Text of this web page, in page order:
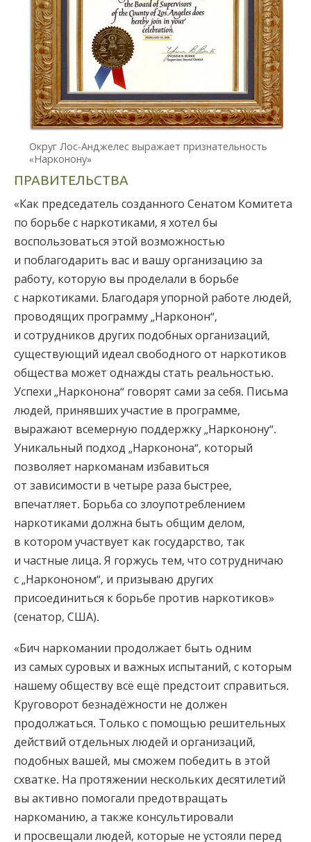
Округ Лос-Анджелес выражает признательность
«Нарконону»
ПРАВИТЕЛЬСТВА
«Как председатель созданного Сенатом Комитета
по борьбе с наркотиками, я хотел бы
воспользоваться этой возможностью
и поблагодарить вас и вашу организацию за
работу, которую вы проделали в борьбе
с наркотиками. Благодаря упорной работе людей,
проводящих программу „Нарконон“,
и сотрудников других подобных организаций,
существующий идеал свободного от наркотиков
общества может однажды стать реальностью.
Успехи „Нарконона“ говорят сами за себя. Письма
людей, принявших участие в программе,
выражают всемерную поддержку „Нарконону“.
Уникальный подход „Нарконона“, который
позволяет наркоманам избавиться
от зависимости в четыре раза быстрее,
впечатляет. Борьба со злоупотреблением
наркотиками должна быть общим делом,
в котором участвует как государство, так
и частные лица. Я горжусь тем, что сотрудничаю
с „Наркононом“, и призываю других
присоединиться к борьбе против наркотиков»
(сенатор, США).
«Бич наркомании продолжает быть одним
из самых суровых и важных испытаний, с которым
нашему обществу всё ещё предстоит справиться.
Круговорот безнадёжности не должен
продолжаться. Только с помощью решительных
действий отдельных людей и организаций,
подобных вашей, мы сможем победить в этой
схватке. На протяжении нескольких десятилетий
вы активно помогали предотвращать
наркоманию, а также консультировали
и просвещали людей, которые не устояли перед